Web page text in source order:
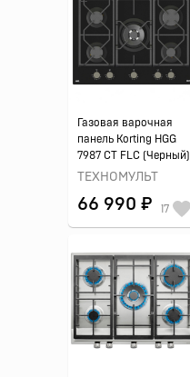
Газовая варочная
панель Korting HGG
7987 CT FLC (Черный)
ТЕХНОМУЛЬТ
66 990 ₽ 17